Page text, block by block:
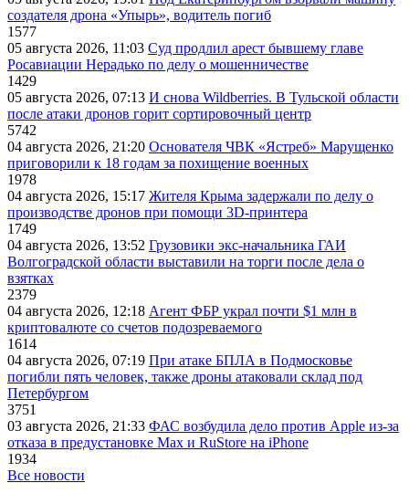
создателя дрона «Упырь», водитель погиб
1577
05 августа 2026, 11:03 Суд продлил арест бывшему главе
Росавиации Нерадько по делу о мошенничестве
1429
05 августа 2026, 07:13 И снова Wildberries. В Тульской области
после атаки дронов горит сортировочный центр
5742
04 августа 2026, 21:20 Основателя ЧВК «Ястреб» Марущенко
приговорили к 18 годам за похищение военных
1978
04 августа 2026, 15:17 Жителя Крыма задержали по делу о
производстве дронов при помощи 3D‑принтера
1749
04 августа 2026, 13:52 Грузовики экс-начальника ГАИ
Волгоградской области выставили на торги после дела о
взятках
2379
04 августа 2026, 12:18 Агент ФБР украл почти $1 млн в
криптовалюте со счетов подозреваемого
1614
04 августа 2026, 07:19 При атаке БПЛА в Подмосковье
погибли пять человек, также дроны атаковали склад под
Петербургом
3751
03 августа 2026, 21:33 ФАС возбудила дело против Apple из-за
отказа в предустановке Max и RuStore на iPhone
1934
Все новости